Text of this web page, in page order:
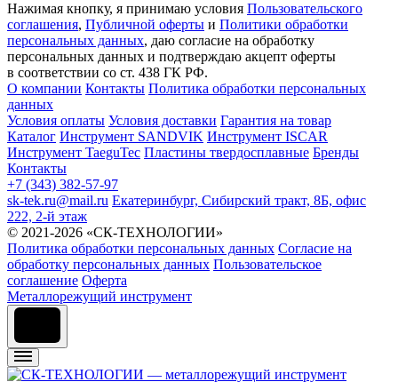
Нажимая кнопку, я принимаю условия Пользовательского
соглашения, Публичной оферты и Политики обработки
персональных данных, даю согласие на обработку
персональных данных и подтверждаю акцепт оферты
в соответствии со ст. 438 ГК РФ.
О компании Контакты Политика обработки персональных
данных
Условия оплаты Условия доставки Гарантия на товар
Каталог Инструмент SANDVIK Инструмент ISCAR
Инструмент TaeguTec Пластины твердосплавные Бренды
Контакты
+7 (343) 382-57-97
sk-tek.ru@mail.ru Екатеринбург, Сибирский тракт, 8Б, офис
222, 2-й этаж
© 2021-2026 «СК-ТЕХНОЛОГИИ»
Политика обработки персональных данных Согласие на
обработку персональных данных Пользовательское
соглашение Оферта
Металлорежущий инструмент